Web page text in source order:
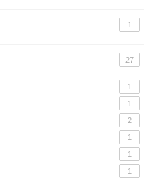
1
27
1
1
2
1
1
1